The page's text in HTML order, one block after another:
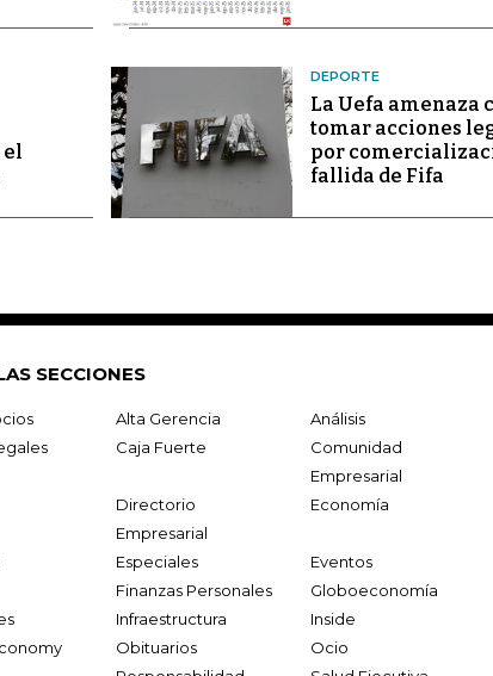
el
DEPORTE
La Uefa amenaza
tomar acciones
por
fallida de Fifa
SECCIONES
Alta Gerencia
Análisis
Caja Fuerte
Comunidad
Empresarial
Directorio
Empresarial
Economía
Especiales
Eventos
Finanzas Personales
Globoeconomía
Infraestructura
Inside
Obituarios
Ocio